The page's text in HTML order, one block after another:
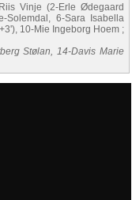
Vinje (2-Erle Ødegaard
Solemdal, 6-Sara Isabella
10-Mie Ingeborg Hoem ;
Stølan, 14-Davis Marie